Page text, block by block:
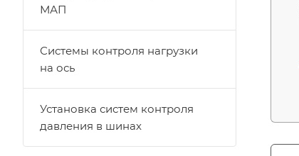
МАП
Системы контроля нагрузки
на ось
Установка систем контроля
давления в шинах